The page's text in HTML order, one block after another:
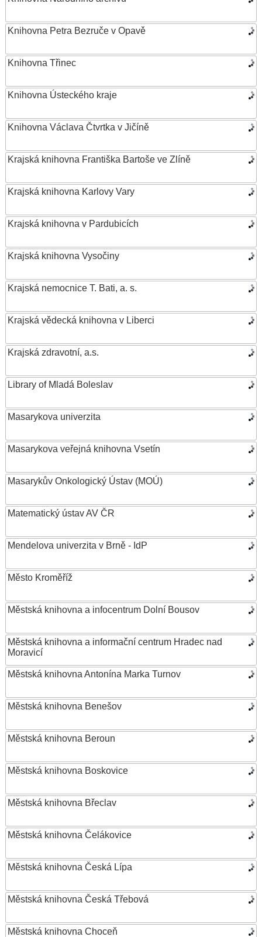
Knihovna Petra Bezruče v Opavě
Knihovna Třinec
Knihovna Ústeckého kraje
Knihovna Václava Čtvrtka v Jičíně
Krajská knihovna Františka Bartoše ve Zlíně
Krajská knihovna Karlovy Vary
Krajská knihovna v Pardubicích
Krajská knihovna Vysočiny
Krajská nemocnice T. Bati, a. s.
Krajská vědecká knihovna v Liberci
Krajská zdravotní, a.s.
Library of Mladá Boleslav
Masarykova univerzita
Masarykova veřejná knihovna Vsetín
Masarykův Onkologický Ústav (MOÚ)
Matematický ústav AV ČR
Mendelova univerzita v Brně - IdP
Město Kroměříž
Městská knihovna a infocentrum Dolní Bousov
Městská knihovna a informační centrum Hradec nad
Moravicí
Městská knihovna Antonína Marka Turnov
Městská knihovna Benešov
Městská knihovna Beroun
Městská knihovna Boskovice
Městská knihovna Břeclav
Městská knihovna Čelákovice
Městská knihovna Česká Lípa
Městská knihovna Česká Třebová
Městská knihovna Choceň